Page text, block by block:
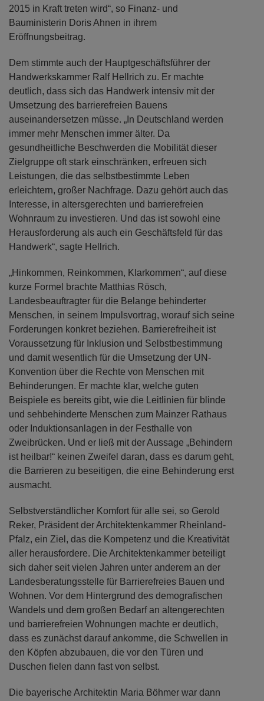
2015 in Kraft treten wird“, so Finanz- und
Bauministerin Doris Ahnen in ihrem
Eröffnungsbeitrag.
Dem stimmte auch der Hauptgeschäftsführer der
Handwerkskammer Ralf Hellrich zu. Er machte
deutlich, dass sich das Handwerk intensiv mit der
Umsetzung des barrierefreien Bauens
auseinandersetzen müsse. „In Deutschland werden
immer mehr Menschen immer älter. Da
gesundheitliche Beschwerden die Mobilität dieser
Zielgruppe oft stark einschränken, erfreuen sich
Leistungen, die das selbstbestimmte Leben
erleichtern, großer Nachfrage. Dazu gehört auch das
Interesse, in altersgerechten und barrierefreien
Wohnraum zu investieren. Und das ist sowohl eine
Herausforderung als auch ein Geschäftsfeld für das
Handwerk“, sagte Hellrich.
„Hinkommen, Reinkommen, Klarkommen“, auf diese
kurze Formel brachte Matthias Rösch,
Landesbeauftragter für die Belange behinderter
Menschen, in seinem Impulsvortrag, worauf sich seine
Forderungen konkret beziehen. Barrierefreiheit ist
Voraussetzung für Inklusion und Selbstbestimmung
und damit wesentlich für die Umsetzung der UN-
Konvention über die Rechte von Menschen mit
Behinderungen. Er machte klar, welche guten
Beispiele es bereits gibt, wie die Leitlinien für blinde
und sehbehinderte Menschen zum Mainzer Rathaus
oder Induktionsanlagen in der Festhalle von
Zweibrücken. Und er ließ mit der Aussage „Behindern
ist heilbar!“ keinen Zweifel daran, dass es darum geht,
die Barrieren zu beseitigen, die eine Behinderung erst
ausmacht.
Selbstverständlicher Komfort für alle sei, so Gerold
Reker, Präsident der Architektenkammer Rheinland-
Pfalz, ein Ziel, das die Kompetenz und die Kreativität
aller herausfordere. Die Architektenkammer beteiligt
sich daher seit vielen Jahren unter anderem an der
Landesberatungsstelle für Barrierefreies Bauen und
Wohnen. Vor dem Hintergrund des demografischen
Wandels und dem großen Bedarf an altengerechten
und barrierefreien Wohnungen machte er deutlich,
dass es zunächst darauf ankomme, die Schwellen in
den Köpfen abzubauen, die vor den Türen und
Duschen fielen dann fast von selbst.
Die bayerische Architektin Maria Böhmer war dann